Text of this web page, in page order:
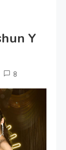
Y
8